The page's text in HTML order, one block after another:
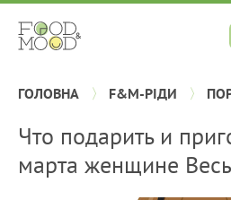
ГОЛОВНА F&M-РІДИ
Что подарить и
марта женщине